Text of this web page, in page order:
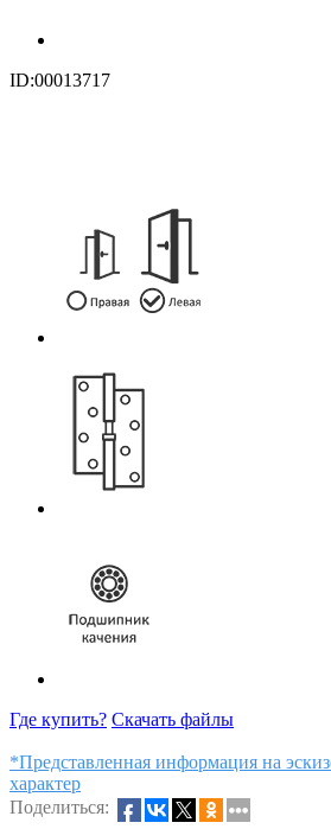
ID:00013717
Где купить? Скачать файлы
*Представленная информация на
характер
Поделиться: